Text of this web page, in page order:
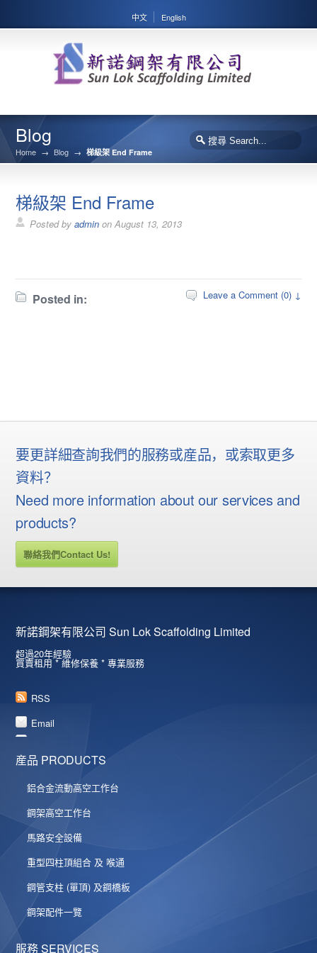
中文 English
Blog
Home → Blog → 梯級架 End Frame
梯級架 End Frame
Posted byadmin onAugust 13, 2013
Posted in: Leave a Comment (0) ↓
要更詳細查詢我們的服務或産品，或索取更多
資料？
Need more information about our services and
products?
聯絡我們Contact Us!
新諾鋼架有限公司 Sun Lok Scaffolding Limited
超過20年經驗
買賣租用 * 維修保養 * 專業服務
RSS
Email
産品 PRODUCTS
鋁合金流動高空工作台
鋼架高空工作台
馬路安全設備
重型四柱頂組合 及 喉通
鋼管支柱 (單頂) 及鋼橋板
鋼架配件一覽
服務 SERVICES